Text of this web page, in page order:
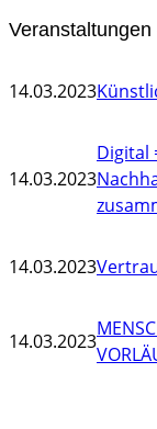
14.03.2023
14.03.2023
Digital
14.03.2023
14.03.2023